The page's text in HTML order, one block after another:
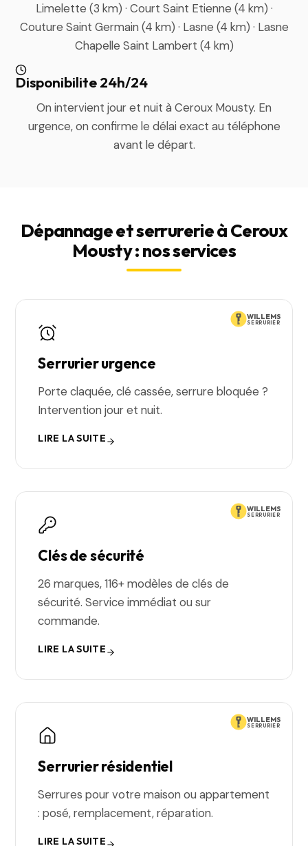
Limelette (3 km) · Court Saint Etienne (4 km) ·
Couture Saint Germain (4 km) · Lasne (4 km) · Lasne
Chapelle Saint Lambert (4 km)
Disponibilite 24h/24
On intervient jour et nuit à Ceroux Mousty. En
urgence, on confirme le délai exact au téléphone
avant le départ.
Dépannage et serrurerie à Ceroux
Mousty : nos services
WILLEMS
SERRURIER
Serrurier urgence
Porte claquée, clé cassée, serrure bloquée ?
Intervention jour et nuit.
LIRE LA SUITE
WILLEMS
SERRURIER
Clés de sécurité
26 marques, 116+ modèles de clés de
sécurité. Service immédiat ou sur
commande.
LIRE LA SUITE
WILLEMS
SERRURIER
Serrurier résidentiel
Serrures pour votre maison ou appartement
: posé, remplacement, réparation.
LIRE LA SUITE